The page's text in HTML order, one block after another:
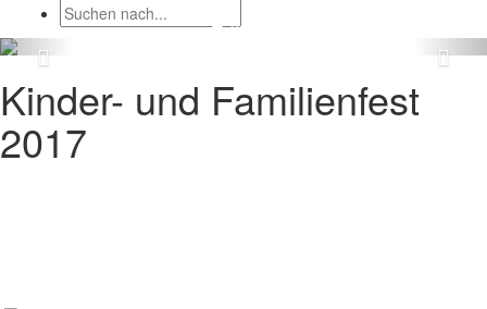
Kinder- und Familienfest
2017